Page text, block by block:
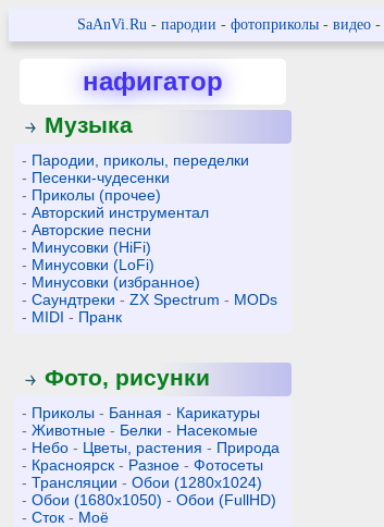
SaAnVi.Ru- пародии - фотоприколы- видео-
нафигатор
Музыка
- Пародии, приколы, переделки
- Песенки-чудесенки
- Приколы (прочее)
-Авторский инструментал
-Авторские песни
- Минусовки (HiFi)
- Минусовки (LoFi)
- Минусовки (избранное)
-Саундтреки -ZX Spectrum - MODs
- MIDI - Пранк
Фото, рисунки
- Приколы - Банная - Карикатуры
-Животные - Белки - Насекомые
- Небо - Цветы, растения - Природа
- Красноярск - Разное -Фотосеты
-Трансляции -Обои (1280x1024)
-Обои (1680x1050) -Обои (FullHD)
-Сток - Моё